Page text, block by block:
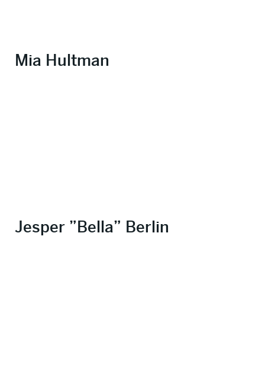
Mia Hultman
Jesper ”Bella” Berlin